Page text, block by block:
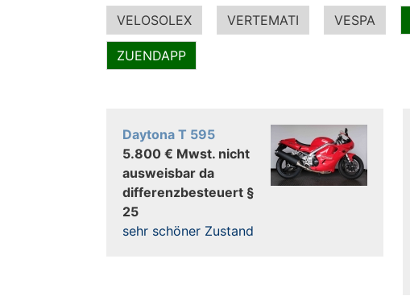
VELOSOLEX VERTEMATI VESPA
ZUENDAPP
Daytona T 595
5.800 € Mwst. nicht
ausweisbar da
differenzbesteuert §
25
sehr schöner Zustand